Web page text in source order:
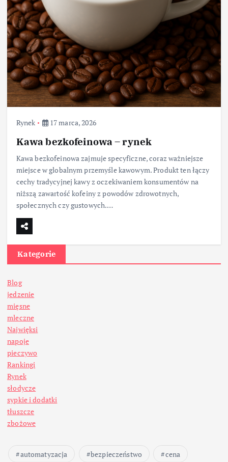
Rynek 17 marca, 2026
Kawa bezkofeinowa – rynek
Kawa bezkofeinowa zajmuje specyficzne, coraz ważniejsze
miejsce w globalnym przemyśle kawowym. Produkt ten łączy
cechy tradycyjnej kawy z oczekiwaniem konsumentów na
niższą zawartość kofeiny z powodów zdrowotnych,
społecznych czy gustowych.…
Kategorie
Blog
jedzenie
mięsne
mleczne
Najwięksi
napoje
pieczywo
Rankingi
Rynek
słodycze
sypkie i dodatki
tłuszcze
zbożowe
automatyzacja bezpieczeństwo
cena